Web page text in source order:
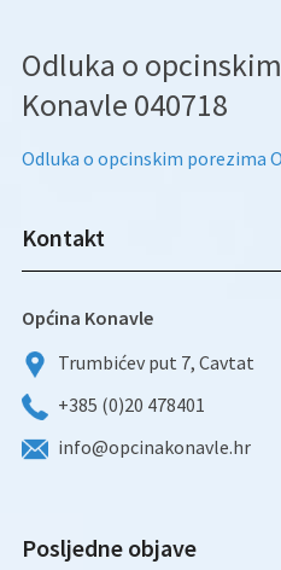
Odluka o
Konavle 040718
Odluka o opcinskim porezima
Kontakt
Općina Konavle
Trumbićev put 7, Cavtat
+385 (0)20 478401
info@opcinakonavle.hr
Posljedne objave